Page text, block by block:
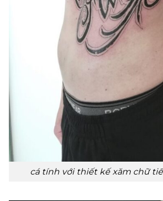
cá tính với thiết kế xăm chữ